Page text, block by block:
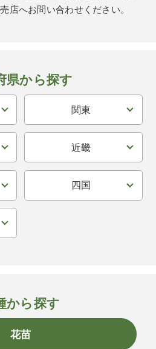
店へお問い合わせください。
県から探す
関東
近畿
四国
から探す
花苗